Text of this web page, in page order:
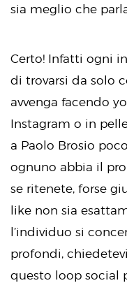
sia meglio che
Certo! Infatti ogni
di trovarsi da solo
avvenga facendo
Instagram o in
a Paolo Brosio
ognuno abbia il
se ritenete, forse
like non sia
l’individuo si
profondi,
questo loop social